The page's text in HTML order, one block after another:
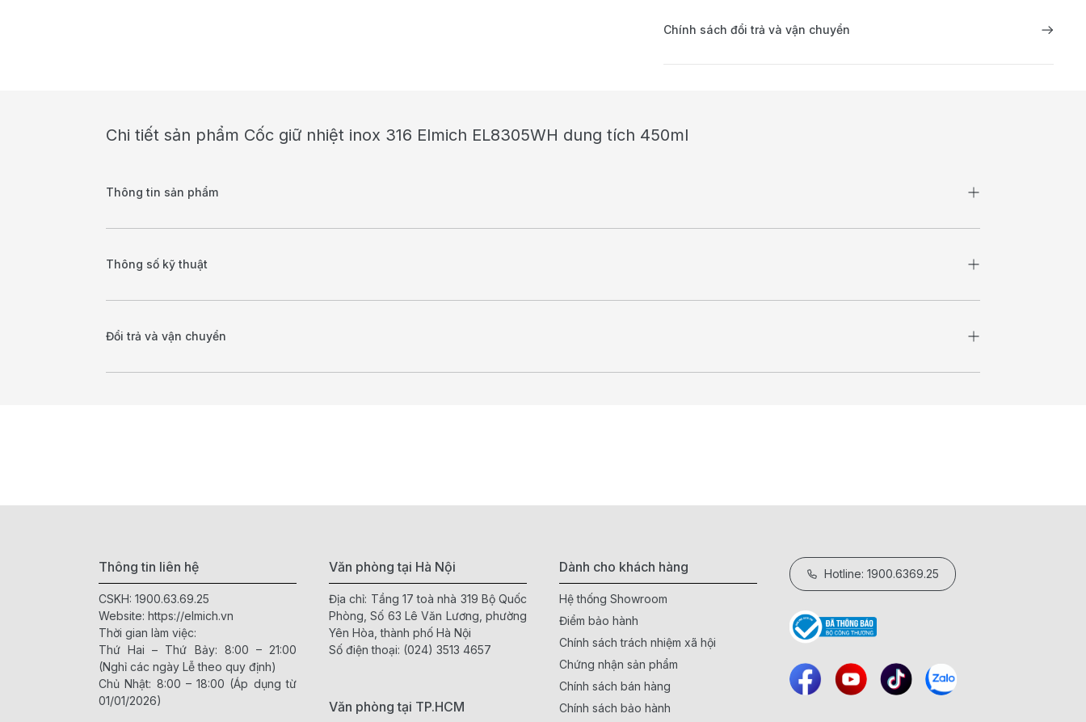
Chính sách đổi trả và vận chuyển
Chi tiết sản phẩm Cốc giữ nhiệt inox 316 Elmich EL8305WH dung tích 450ml
Thông tin sản phẩm
Thông số kỹ thuật
Đổi trả và vận chuyển
Thông tin liên hệ
CSKH: 1900.63.69.25
Website: https://elmich.vn
Thời gian làm việc:
Thứ Hai – Thứ Bảy: 8:00 – 21:00
(Nghỉ các ngày Lễ theo quy định)
Chủ Nhật: 8:00 – 18:00 (Áp dụng từ
01/01/2026)
Văn phòng tại Hà Nội
Địa chỉ: Tầng 17 toà nhà 319 Bộ Quốc
Phòng, Số 63 Lê Văn Lương, phường
Yên Hòa, thành phố Hà Nội
Số điện thoại: (024) 3513 4657
Văn phòng tại TP.HCM
Dành cho khách hàng
Hệ thống Showroom
Điểm bảo hành
Chính sách trách nhiệm xã hội
Chứng nhận sản phẩm
Chính sách bán hàng
Chính sách bảo hành
Hotline: 1900.6369.25